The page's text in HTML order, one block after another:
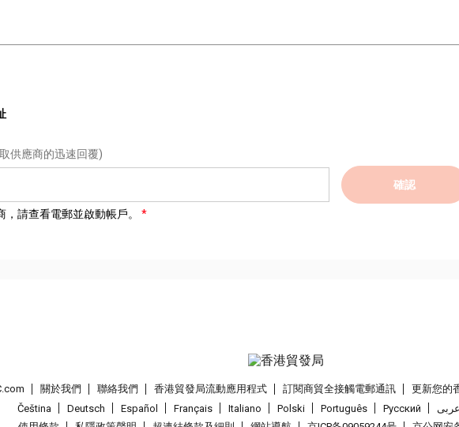
供應商的迅速回覆)
確認
請查看電郵並啟動帳戶。
關於我們 聯絡我們 香港貿發局流動應用程式 訂閱商貿全接觸電郵通訊 更新您的
Čeština
Deutsch Español Français Italiano Polski Português Pусский عربى